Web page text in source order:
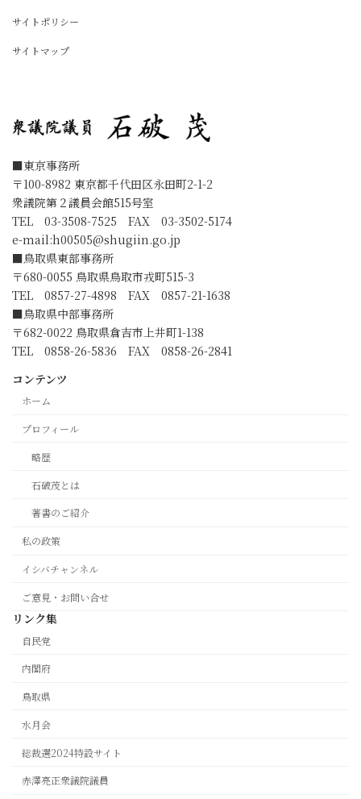
サイトポリシー
サイトマップ
■東京事務所
〒100-8982 東京都千代田区永田町2-1-2
衆議院第２議員会館515号室
TEL 03-3508-7525 FAX 03-3502-5174
e-mail:h00505@shugiin.go.jp
■鳥取県東部事務所
〒680-0055 鳥取県鳥取市戎町515-3
TEL 0857-27-4898 FAX 0857-21-1638
■鳥取県中部事務所
〒682-0022 鳥取県倉吉市上井町1-138
TEL 0858-26-5836 FAX 0858-26-2841
コンテンツ
ホーム
プロフィール
略歴
石破茂とは
著書のご紹介
私の政策
イシバチャンネル
ご意見・お問い合せ
リンク集
自民党
内閣府
鳥取県
水月会
総裁選2024特設サイト
赤澤亮正衆議院議員